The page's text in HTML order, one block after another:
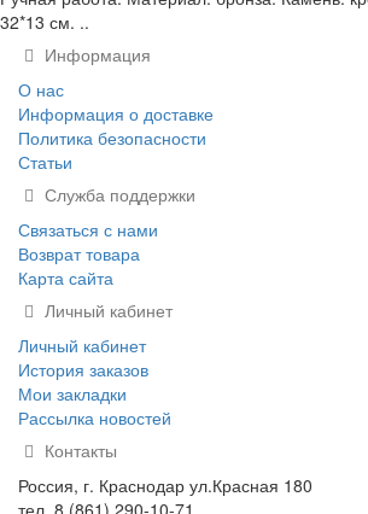
32*13 см. ..
Информация
О нас
Информация о доставке
Политика безопасности
Статьи
Служба поддержки
Связаться с нами
Возврат товара
Карта сайта
Личный кабинет
Личный кабинет
История заказов
Мои закладки
Рассылка новостей
Контакты
Россия, г. Краснодар ул.Красная 180